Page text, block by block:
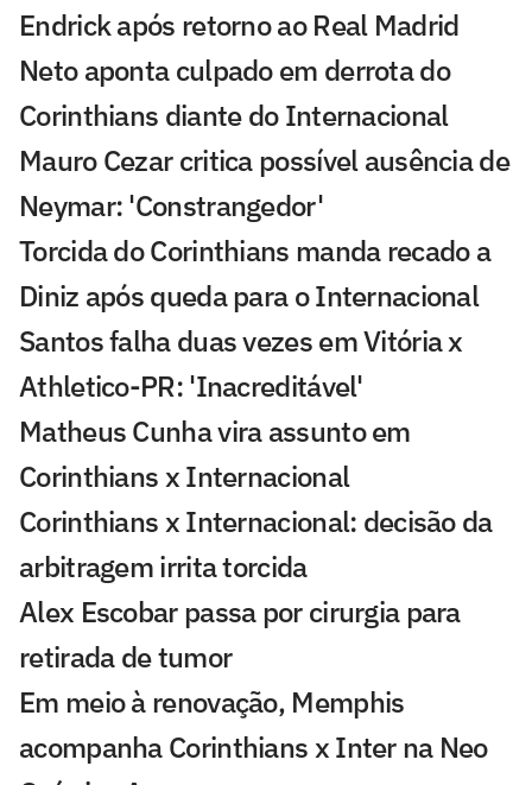
Endrick após retorno ao Real Madrid
Neto aponta culpado em derrota do
Corinthians diante do Internacional
Mauro Cezar critica possível ausência de
Neymar: 'Constrangedor'
Torcida do Corinthians manda recado a
Diniz após queda para o Internacional
Santos falha duas vezes em Vitória x
Athletico-PR: 'Inacreditável'
Matheus Cunha vira assunto em
Corinthians x Internacional
Corinthians x Internacional: decisão da
arbitragem irrita torcida
Alex Escobar passa por cirurgia para
retirada de tumor
Em meio à renovação, Memphis
acompanha Corinthians x Inter na Neo